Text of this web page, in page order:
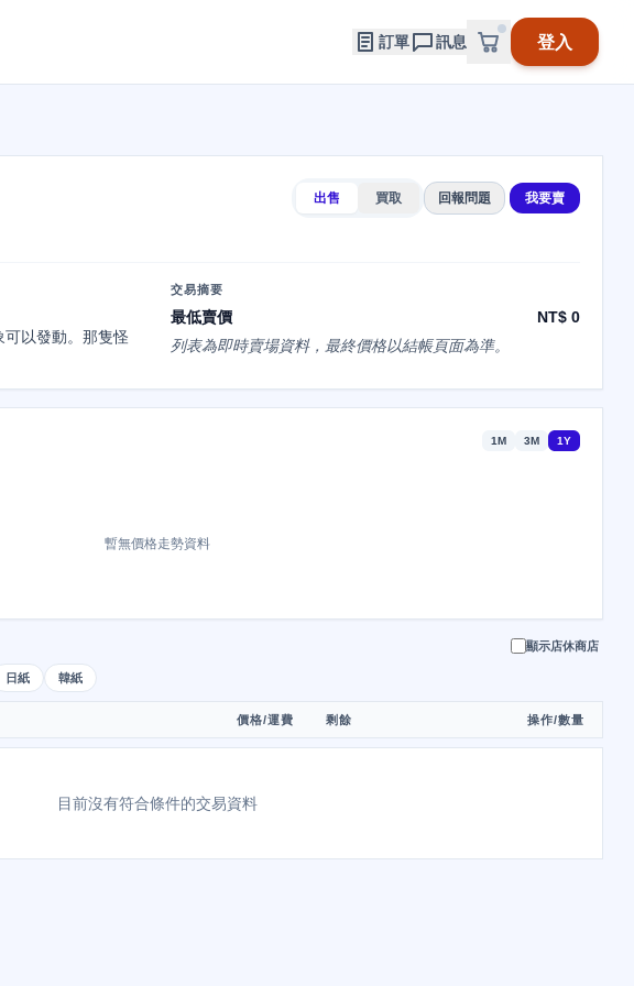
訂單 訊息 登入
出售 買取 回報問題 我要賣
以發動。那隻怪
交易摘要
最低賣價
NT$ 0
列表為即時賣場資料，最終價格以結帳頁面為準。
1M 3M 1Y
暫無價格走勢資料
顯示店休商店
日紙 韓紙
價格/運費 剩餘 操作/數量
目前沒有符合條件的交易資料